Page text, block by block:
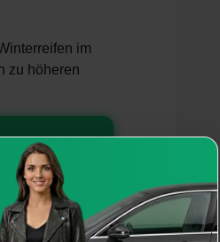
im
zu höheren